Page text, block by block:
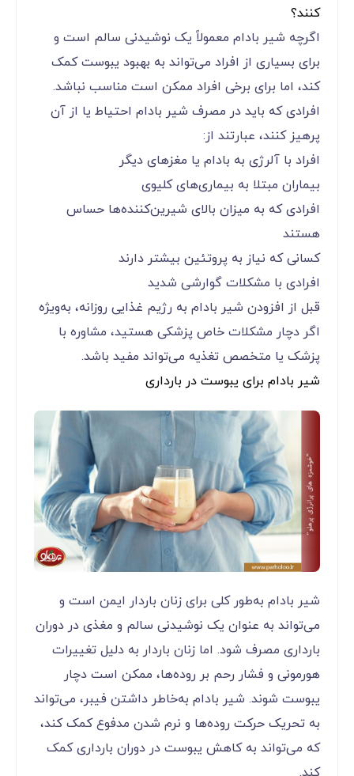
کنند؟
اگرچه شیر بادام معمولاً یک نوشیدنی سالم است و
برای بسیاری از افراد می‌تواند به بهبود یبوست کمک
کند، اما برای برخی افراد ممکن است مناسب نباشد.
افرادی که باید در مصرف شیر بادام احتیاط یا از آن
پرهیز کنند، عبارتند از:
افراد با آلرژی به بادام یا مغزهای دیگر
بیماران مبتلا به بیماری‌های کلیوی
افرادی که به میزان بالای شیرین‌کننده‌ها حساس
هستند
کسانی که نیاز به پروتئین بیشتر دارند
افرادی با مشکلات گوارشی شدید
قبل از افزودن شیر بادام به رژیم غذایی روزانه، به‌ویژه
اگر دچار مشکلات خاص پزشکی هستید، مشاوره با
پزشک یا متخصص تغذیه می‌تواند مفید باشد.
شیر بادام برای یبوست در بارداری
شیر بادام به‌طور کلی برای زنان باردار ایمن است و
می‌تواند به عنوان یک نوشیدنی سالم و مغذی در دوران
بارداری مصرف شود. اما زنان باردار به دلیل تغییرات
هورمونی و فشار رحم بر روده‌ها، ممکن است دچار
یبوست شوند. شیر بادام به‌خاطر داشتن فیبر، می‌تواند
به تحریک حرکت روده‌ها و نرم شدن مدفوع کمک کند،
که می‌تواند به کاهش یبوست در دوران بارداری کمک
کند.